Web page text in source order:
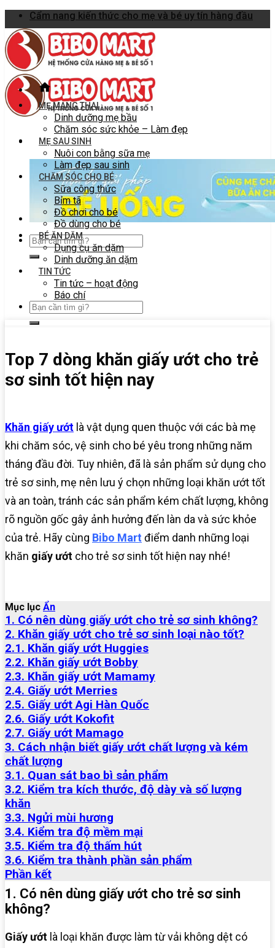
Skip
to
content
Cẩm nang kiến thức cho mẹ và bé uy tín hàng đầu
MẸ MANG THAI
Dinh dưỡng mẹ bầu
Chăm sóc sức khỏe – Làm đẹp
MẸ SAU SINH
Nuôi con bằng sữa mẹ
Làm đẹp sau sinh
CHĂM SÓC CHO BÉ
Sữa công thức
Bỉm tã
Đồ chơi cho bé
Đồ dùng cho bé
BÉ ĂN DẶM
Dụng cụ ăn dặm
Dinh dưỡng ăn dặm
TIN TỨC
Tin tức – hoạt động
Báo chí
Top 7 dòng khăn giấy ướt cho trẻ
sơ sinh tốt hiện nay
Khăn giấy ướt là vật dụng quen thuộc với các bà mẹ
khi chăm sóc, vệ sinh cho bé yêu trong những năm
tháng đầu đời. Tuy nhiên, đã là sản phẩm sử dụng cho
trẻ sơ sinh, mẹ nên lưu ý chọn những loại khăn ướt tốt
và an toàn, tránh các sản phẩm kém chất lượng, không
rõ nguồn gốc gây ảnh hưởng đến làn da và sức khỏe
của trẻ. Hãy cùng Bibo Mart điểm danh những loại
khăn giấy ướt cho trẻ sơ sinh tốt hiện nay nhé!
Mục lục Ẩn
1. Có nên dùng giấy ướt cho trẻ sơ sinh không?
2. Khăn giấy ướt cho trẻ sơ sinh loại nào tốt?
2.1. Khăn giấy ướt Huggies
2.2. Khăn giấy ướt Bobby
2.3. Khăn giấy ướt Mamamy
2.4. Giấy ướt Merries
2.5. Giấy ướt Agi Hàn Quốc
2.6. Giấy ướt Kokofit
2.7. Giấy ướt Mamago
3. Cách nhận biết giấy ướt chất lượng và kém
chất lượng
3.1. Quan sát bao bì sản phẩm
3.2. Kiểm tra kích thước, độ dày và số lượng
khăn
3.3. Ngửi mùi hương
3.4. Kiểm tra độ mềm mại
3.5. Kiểm tra độ thấm hút
3.6. Kiểm tra thành phần sản phẩm
Phần kết
1. Có nên dùng giấy ướt cho trẻ sơ sinh
không?
Giấy ướt là loại khăn được làm từ vải không dệt có